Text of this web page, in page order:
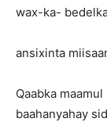
wax-ka-
ansixinta
Qaabka
baahanyahay